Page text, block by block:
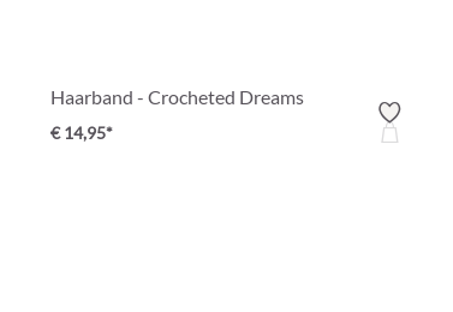
Haarband - Crocheted Dreams
€ 14,95*